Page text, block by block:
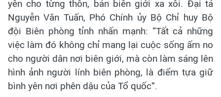
yên cho từng thôn, bản biên giới xa xôi. Đại tá
Nguyễn Văn Tuấn, Phó Chính ủy Bộ Chỉ huy Bộ
đội Biên phòng tỉnh nhấn mạnh: “Tất cả những
việc làm đó không chỉ mang lại cuộc sống ấm no
cho người dân nơi biên giới, mà còn làm sáng lên
hình ảnh người lính biên phòng, là điểm tựa giữ
bình yên nơi phên dậu của Tổ quốc”.